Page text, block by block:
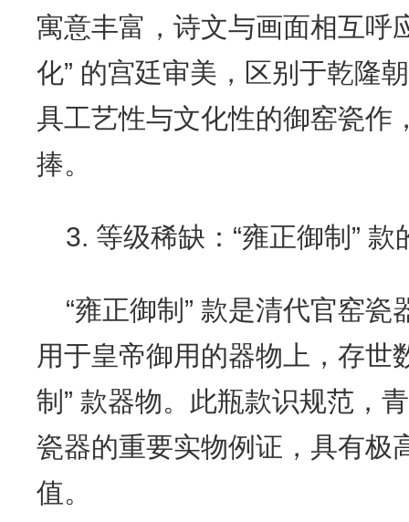
寓意丰富，诗文与画面相互呼
化” 的宫廷审美，区别于乾隆
具工艺性与文化性的御窑瓷作
捧。
3. 等级稀缺：“雍正御制” 款
“雍正御制” 款是清代官窑
用于皇帝御用的器物上，存世
制” 款器物。此瓶款识规范，
瓷器的重要实物例证，具有极
值。